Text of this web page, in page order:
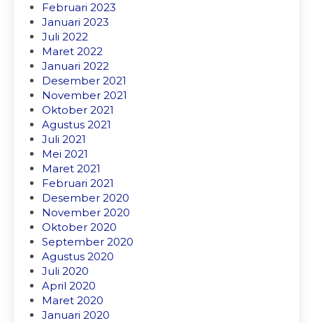
Februari 2023
Januari 2023
Juli 2022
Maret 2022
Januari 2022
Desember 2021
November 2021
Oktober 2021
Agustus 2021
Juli 2021
Mei 2021
Maret 2021
Februari 2021
Desember 2020
November 2020
Oktober 2020
September 2020
Agustus 2020
Juli 2020
April 2020
Maret 2020
Januari 2020